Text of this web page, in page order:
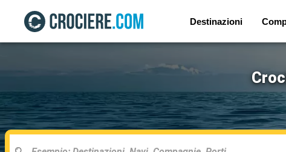
Destinazioni